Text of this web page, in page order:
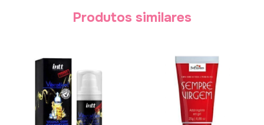
Produtos similares